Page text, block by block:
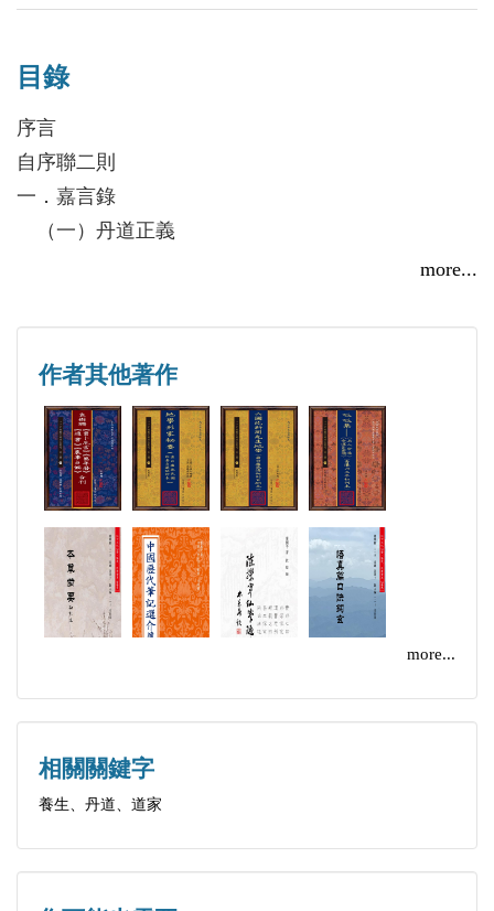
自幼習武，先後師從安慰、任德、許有德三位先生，
械及丹道功法。後拜在華山鄒通玄道長門下出家修
行，對丹道的義理及修持有較深入研究。
目錄
序言
自序聯二則
一．嘉言錄
（一）丹道正義
（四）中秘要
二．龍池一滴
（一）祖師讚頌
（二）節氣唱和
（三）勸世感懷
（四）丹法秘要
（五）旁參儒釋
三．丹道雜談（師徒日常問答）
要言三則
一．本書分嘉言錄（閻子龍先生語錄）、龍池一
讀者悉知。
二．本書中，中密要中的內容為丹法之核心，道
盡天機，望讀者重之。
四．本書中，「」字本為「上日下丁」，康熙字
more...
作者其他著作
more...
相關關鍵字
養生、丹道、道家